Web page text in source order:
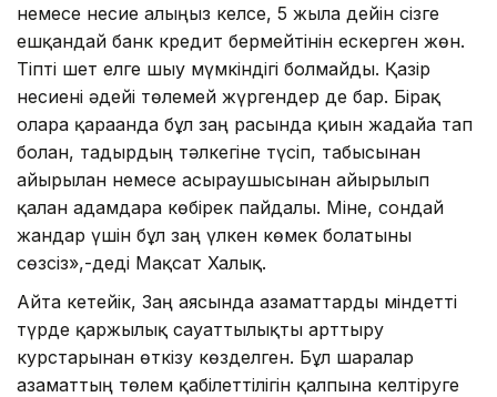
немесе несие алғыңыз келсе, 5 жылға дейін сізге
ешқандай банк кредит бермейтінін ескерген жөн.
Тіпті шет елге шығу мүмкіндігі болмайды. Қазір
несиені әдейі төлемей жүргендер де бар. Бірақ
оларға қарағанда бұл заң расында қиын жағдайға тап
болған, тағдырдың тәлкегіне түсіп, табысынан
айырылған немесе асыраушысынан айырылып
қалған адамдарға көбірек пайдалы. Міне, сондай
жандар үшін бұл заң үлкен көмек болатыны
сөзсіз»,-деді Мақсат Халық.
Айта кетейік, Заң аясында азаматтарды міндетті
түрде қаржылық сауаттылықты арттыру
курстарынан өткізу көзделген. Бұл шаралар
азаматтың төлем қабілеттілігін қалпына келтіруге